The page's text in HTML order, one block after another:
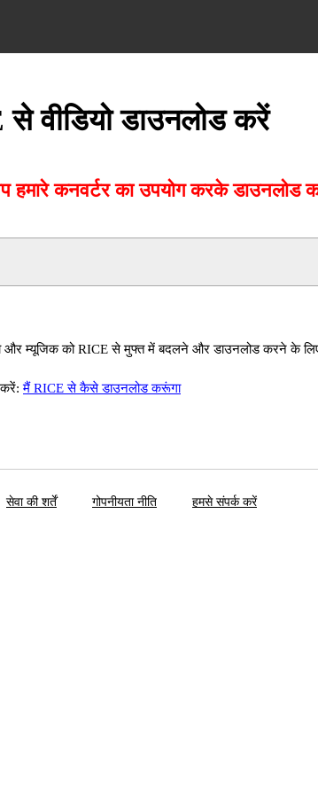
वीडियो डाउनलोड करें
कनवर्टर का उपयोग करके डाउनलोड
और म्यूजिक को RICE से मुफ्त में बदलने और डाउनलोड करने के
करें:मैं RICE से कैसे डाउनलोड करूंगा
सेवा की शर्तें गोपनीयता नीति हमसे संपर्क करें